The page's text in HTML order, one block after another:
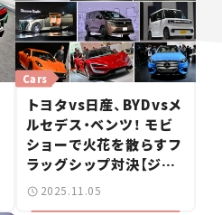
Cars
トヨタvs日産、BYDvsメ
ルセデス・ベンツ！ モビ
ショーで火花を散らすフ
ラッグシップ対決【ジャ
パンモビリティショー
2025.11.05